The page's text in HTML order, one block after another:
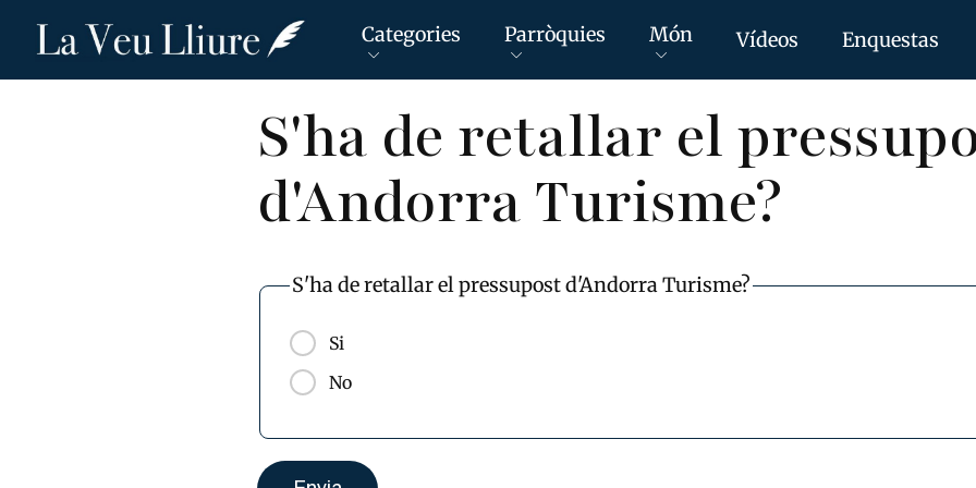
Categories Parròquies Món Vídeos Enquestas
S'ha de retallar el
d'Andorra Turisme?
S'ha de retallar el pressupost d'Andorra Turisme?
Si
No